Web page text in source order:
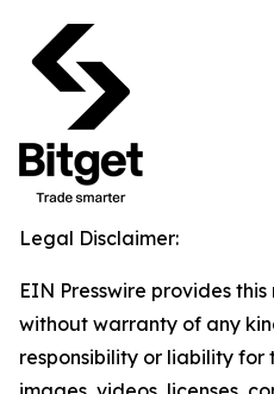
Legal Disclaimer:
EIN Presswire provides
without warranty of any
responsibility or liability